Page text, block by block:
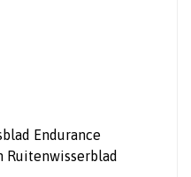
Endurance
Ruitenwisserblad